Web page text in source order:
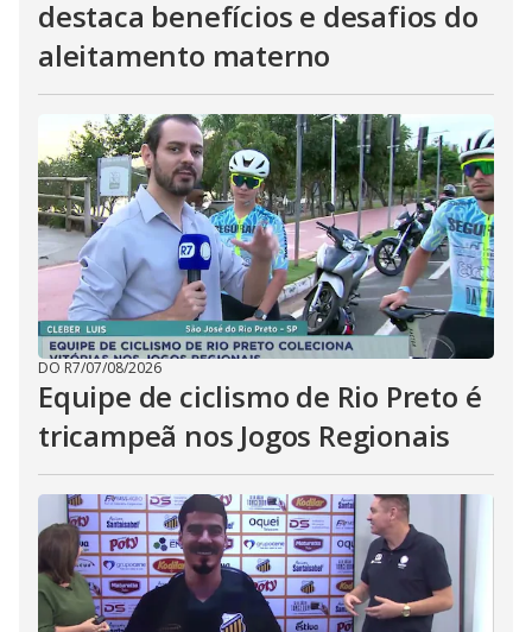
destaca benefícios e desafios do
aleitamento materno
DO R7/07/08/2026
Equipe de ciclismo de Rio Preto é
tricampeã nos Jogos Regionais